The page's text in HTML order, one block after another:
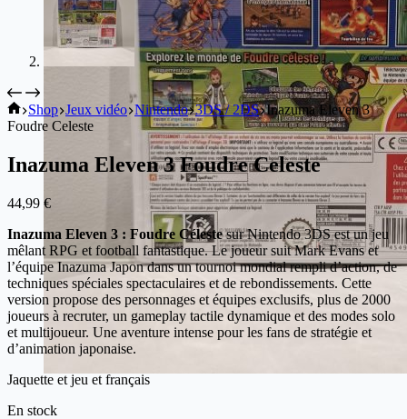
Shop Jeux vidéo Nintendo 3DS / 2DS Inazuma Eleven 3
Foudre Celeste
Inazuma Eleven 3 Foudre Celeste
44,99 €
Inazuma Eleven 3 : Foudre Célestesur Nintendo 3DS est un jeu
mêlant RPG et football fantastique. Le joueur suit Mark Evans et
l’équipe Inazuma Japon dans un tournoi mondial rempli d’action, de
techniques spéciales spectaculaires et de rebondissements. Cette
version propose des personnages et équipes exclusifs, plus de 2000
joueurs à recruter, un gameplay tactile dynamique et des modes solo
et multijoueur. Une aventure intense pour les fans de stratégie et
d’animation japonaise.
Jaquette et jeu et français
En stock